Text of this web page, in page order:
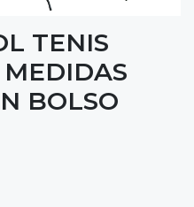
TENIS
BOLSO